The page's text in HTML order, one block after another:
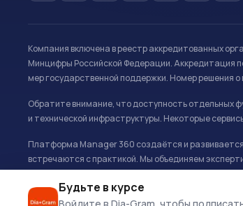
Будьте в курсе
Компания включена в реестр аккредитованных
Минцифры Российской Федерации. Аккредитация
мер государственной поддержки. Номер решения
Обратите внимание, что доступность отдельных
и технической инфраструктуры. Некоторые
Платформа Manager 360 создаётся и развивается
встречаются с практикой. Мы объединяем
развитию и управлению в спорте.
Офис: г. Москва, Олимпийский комплекс